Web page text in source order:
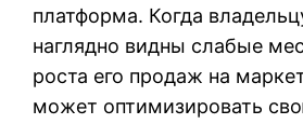
платформа. Когда
наглядно видны слабые
роста его продаж на
может оптимизировать